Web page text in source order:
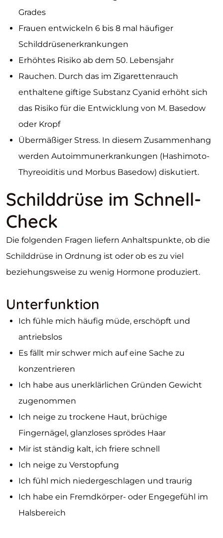
Grades
Frauen entwickeln 6 bis 8 mal häufiger
Schilddrüsenerkrankungen
Erhöhtes Risiko ab dem 50. Lebensjahr
Rauchen. Durch das im Zigarettenrauch
enthaltene giftige Substanz Cyanid erhöht sich
das Risiko für die Entwicklung von M. Basedow
oder Kropf
Übermäßiger Stress. In diesem Zusammenhang
werden Autoimmunerkrankungen (Hashimoto-
Thyreoiditis und Morbus Basedow) diskutiert.
Schilddrüse im Schnell-
Check
Die folgenden Fragen liefern Anhaltspunkte, ob die
Schilddrüse in Ordnung ist oder ob es zu viel
beziehungsweise zu wenig Hormone produziert.
Unterfunktion
Ich fühle mich häufig müde, erschöpft und
antriebslos
Es fällt mir schwer mich auf eine Sache zu
konzentrieren
Ich habe aus unerklärlichen Gründen Gewicht
zugenommen
Ich neige zu trockene Haut, brüchige
Fingernägel, glanzloses sprödes Haar
Mir ist ständig kalt, ich friere schnell
Ich neige zu Verstopfung
Ich fühl mich niedergeschlagen und traurig
Ich habe ein Fremdkörper- oder Engegefühl im
Halsbereich